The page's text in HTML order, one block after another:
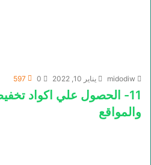
midodiw يناير 10, 2022 0
597
11- الحصول علي اكواد
والمواقع